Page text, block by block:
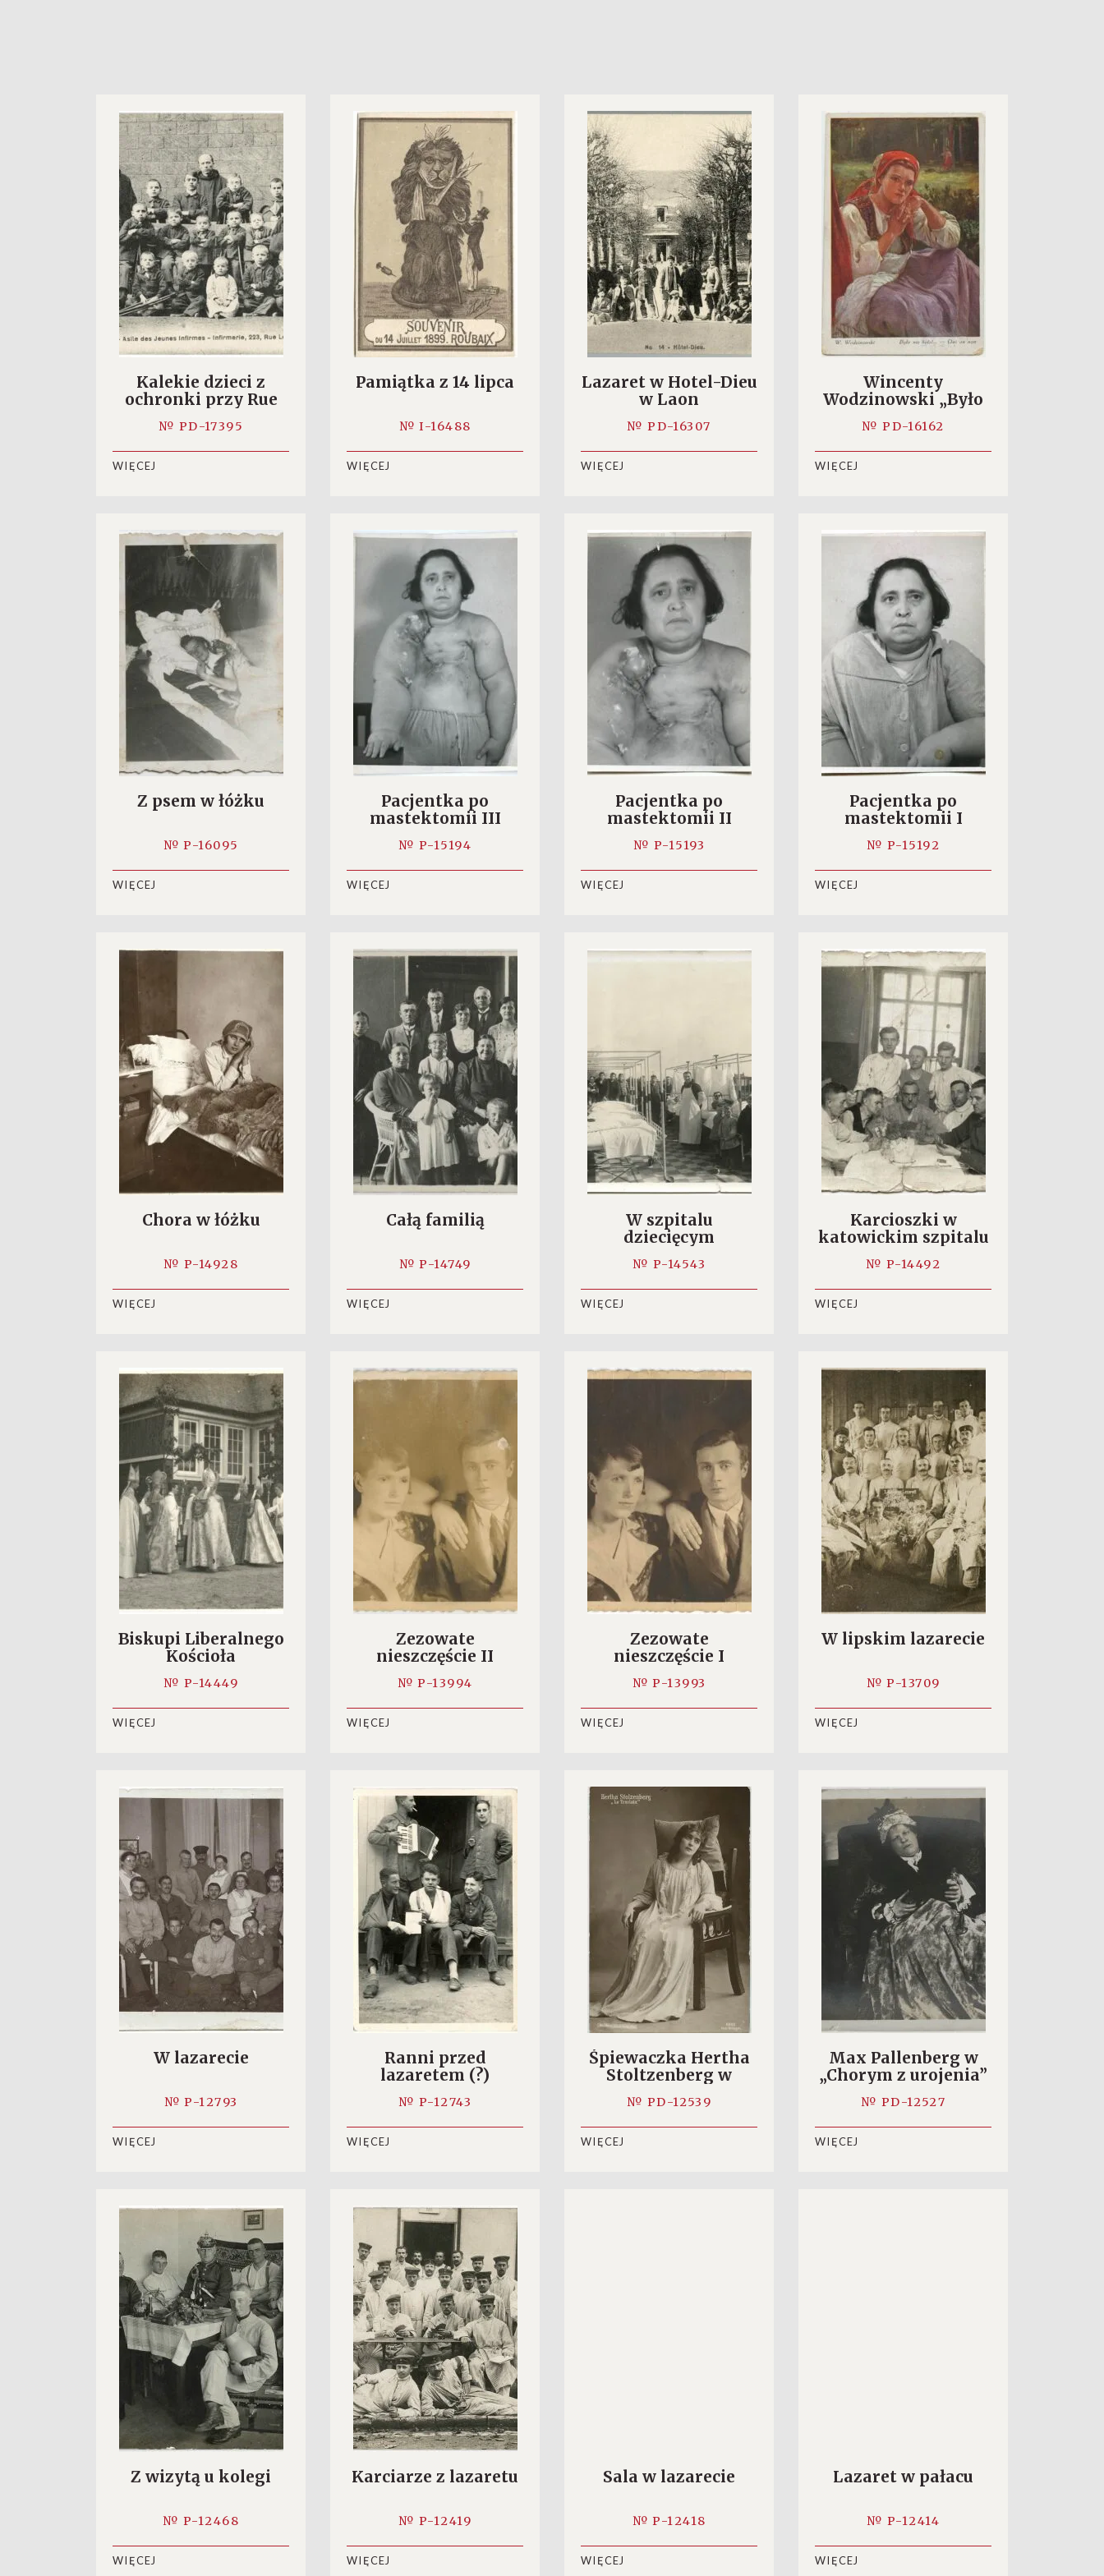
Kalekie dzieci z
ochronki przy Rue
Lecourbe
№ PD-17395
WIĘCEJ
Pamiątka z 14 lipca
№ I-16488
WIĘCEJ
Lazaret w Hotel-Dieu
w Laon
№ PD-16307
WIĘCEJ
Wincenty
Wodzinowski „Było
nie było!…”
№ PD-16162
WIĘCEJ
Z psem w łóżku
№ P-16095
WIĘCEJ
Pacjentka po
mastektomii III
№ P-15194
WIĘCEJ
Pacjentka po
mastektomii II
№ P-15193
WIĘCEJ
Pacjentka po
mastektomii I
№ P-15192
WIĘCEJ
Chora w łóżku
№ P-14928
WIĘCEJ
Całą familią
№ P-14749
WIĘCEJ
W szpitalu
dziecięcym
№ P-14543
WIĘCEJ
Karcioszki w
katowickim szpitalu
№ P-14492
WIĘCEJ
Biskupi Liberalnego
Kościoła
Katolickiego idą
błogosławić
№ P-14449
WIĘCEJ
Zezowate
nieszczęście II
№ P-13994
WIĘCEJ
Zezowate
nieszczęście I
№ P-13993
WIĘCEJ
W lipskim lazarecie
№ P-13709
WIĘCEJ
W lazarecie
№ P-12793
WIĘCEJ
Ranni przed
lazaretem (?)
№ P-12743
WIĘCEJ
Śpiewaczka Hertha
Stoltzenberg w
„Traviacie”
№ PD-12539
WIĘCEJ
Max Pallenberg w
„Chorym z urojenia”
№ PD-12527
WIĘCEJ
Z wizytą u kolegi
№ P-12468
WIĘCEJ
Karciarze z lazaretu
№ P-12419
WIĘCEJ
Sala w lazarecie
№ P-12418
WIĘCEJ
Lazaret w pałacu
№ P-12414
WIĘCEJ